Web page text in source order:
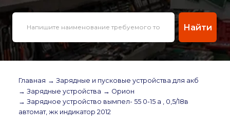
Найти
Главная → Зарядные и пусковые устройства для акб
→ Зарядные устройства → Орион
→ Зарядное устройство вымпел- 55 0-15 а , 0,5/18в
автомат, жк индикатор 2012